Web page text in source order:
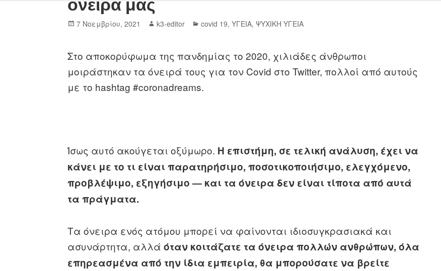
ΚΕΝΤΡΟ ΚΑΘΟΔΗΓΗΣΗΣ ΚΑΡΚΙΝΟΠΑΘΩΝ
όνειρα μας
7 Νοεμβρίου, 2021 k3-editor covid 19,ΥΓΕΙΑ, ΨΥΧΙΚΗ ΥΓΕΙΑ
Στο αποκορύφωμα της πανδημίας το 2020, χιλιάδες άνθρωποι
μοιράστηκαν τα όνειρά τους για τον Covid στο Twitter, πολλοί από αυτούς
με το hashtag #coronadreams.
Ίσως αυτό ακούγεται οξύμωρο. Η επιστήμη, σε τελική ανάλυση, έχει να
κάνει με το τι είναι παρατηρήσιμο, ποσοτικοποιήσιμο, ελεγχόμενο,
προβλέψιμο, εξηγήσιμο — και τα όνειρα δεν είναι τίποτα από αυτά
τα πράγματα.
Τα όνειρα ενός ατόμου μπορεί να φαίνονται ιδιοσυγκρασιακά και
ασυνάρτητα, αλλάόταν κοιτάζατε τα όνειρα πολλών ανθρώπων, όλα
επηρεασμένα από την ίδια εμπειρία, θα μπορούσατε να βρείτε